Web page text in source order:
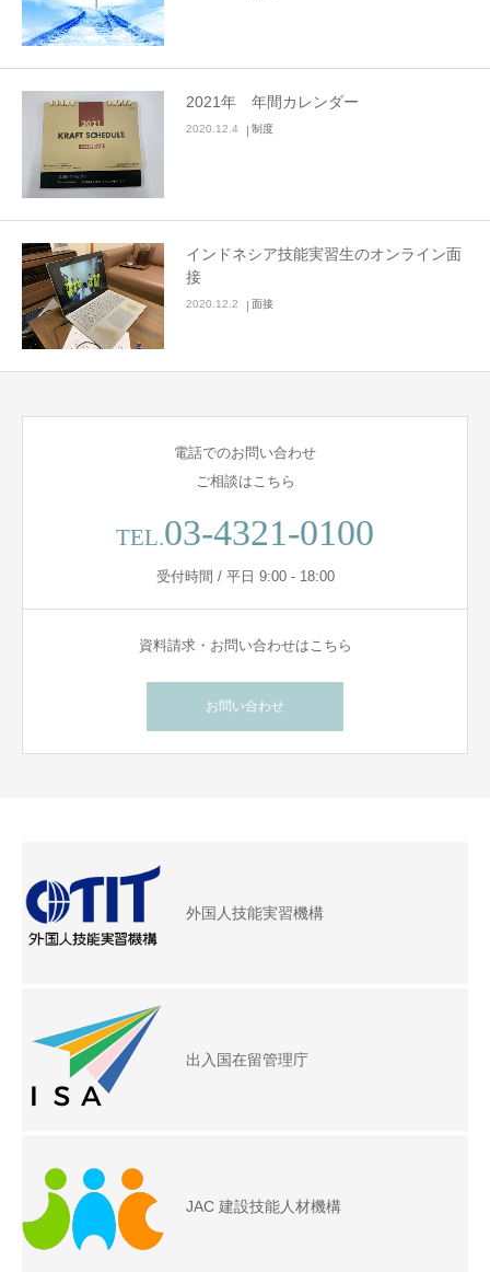
2021年 年間カレンダー
2020.12.4 制度
インドネシア技能実習生のオンライン面
接
2020.12.2 面接
電話でのお問い合わせ
ご相談はこちら
TEL.03-4321-0100
受付時間 / 平日 9:00 - 18:00
資料請求・お問い合わせはこちら
お問い合わせ
外国人技能実習機構
出入国在留管理庁
JAC 建設技能人材機構